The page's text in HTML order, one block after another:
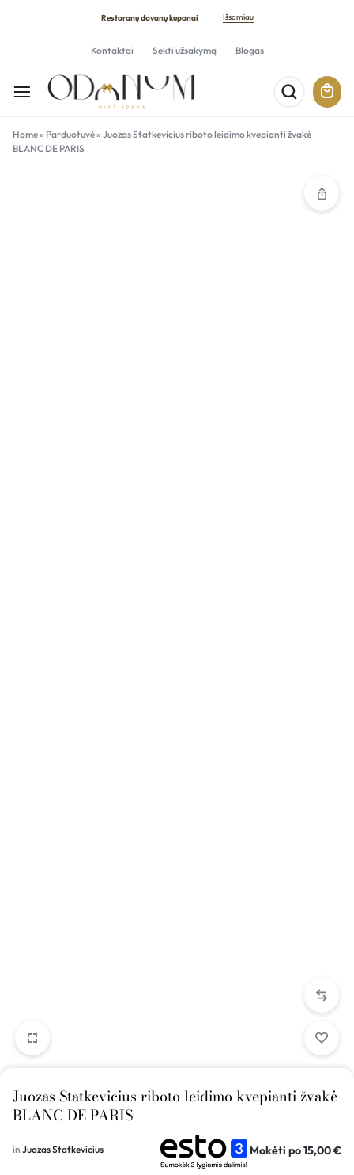
Restoranų dovanų kuponai Išsamiau
Kontaktai Sekti užsakymą Blogas
Home» Parduotuvė» Juozas Statkevicius riboto leidimo kvepianti žvakė
BLANC DE PARIS
Juozas Statkevicius riboto leidimo kvepianti žvakė
BLANC DE PARIS
in Juozas Statkevicius Mokėti po15,00€